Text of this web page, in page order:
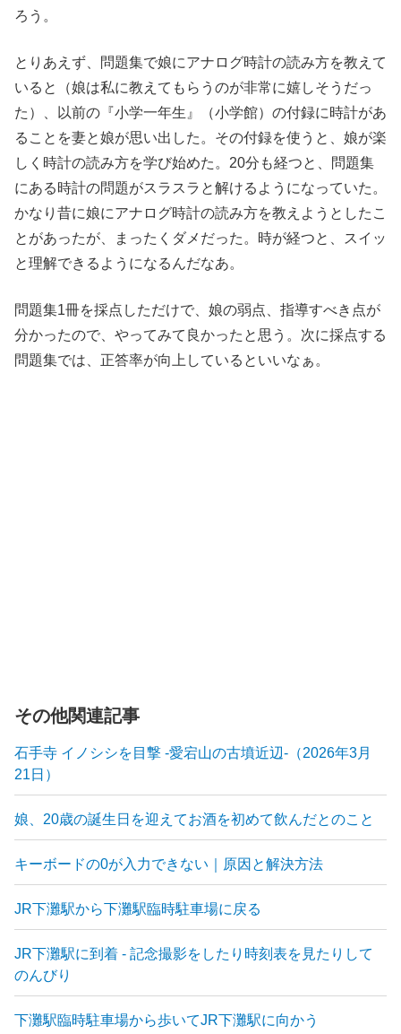
ろう。
とりあえず、問題集で娘にアナログ時計の読み方を教えて
いると（娘は私に教えてもらうのが非常に嬉しそうだっ
た）、以前の『小学一年生』（小学館）の付録に時計があ
ることを妻と娘が思い出した。その付録を使うと、娘が楽
しく時計の読み方を学び始めた。20分も経つと、問題集
にある時計の問題がスラスラと解けるようになっていた。
かなり昔に娘にアナログ時計の読み方を教えようとしたこ
とがあったが、まったくダメだった。時が経つと、スイッ
と理解できるようになるんだなあ。
問題集1冊を採点しただけで、娘の弱点、指導すべき点が
分かったので、やってみて良かったと思う。次に採点する
問題集では、正答率が向上しているといいなぁ。
その他関連記事
石手寺 イノシシを目撃 -愛宕山の古墳近辺-（2026年3月
21日）
娘、20歳の誕生日を迎えてお酒を初めて飲んだとのこと
キーボードの0が入力できない｜原因と解決方法
JR下灘駅から下灘駅臨時駐車場に戻る
JR下灘駅に到着 - 記念撮影をしたり時刻表を見たりして
のんびり
下灘駅臨時駐車場から歩いてJR下灘駅に向かう